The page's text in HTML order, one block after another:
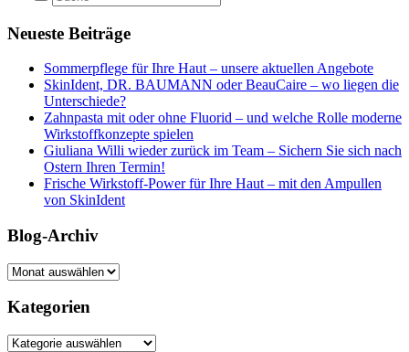
Neueste Beiträge
Sommerpflege für Ihre Haut – unsere aktuellen Angebote
SkinIdent, DR. BAUMANN oder BeauCaire – wo liegen die
Unterschiede?
Zahnpasta mit oder ohne Fluorid – und welche Rolle moderne
Wirkstoffkonzepte spielen
Giuliana Willi wieder zurück im Team – Sichern Sie sich nach
Ostern Ihren Termin!
Frische Wirkstoff-Power für Ihre Haut – mit den Ampullen
von SkinIdent
Blog-Archiv
Blog-
Kategorien
Kategorien